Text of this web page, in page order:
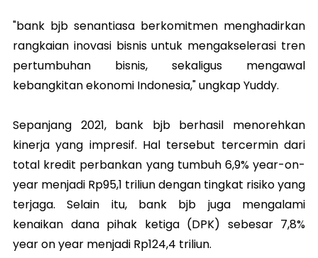
"bank bjb senantiasa berkomitmen menghadirkan
rangkaian inovasi bisnis untuk mengakselerasi tren
pertumbuhan bisnis, sekaligus mengawal
kebangkitan ekonomi Indonesia," ungkap Yuddy.
Sepanjang 2021, bank bjb berhasil menorehkan
kinerja yang impresif. Hal tersebut tercermin dari
total kredit perbankan yang tumbuh 6,9% year-on-
year menjadi Rp95,1 triliun dengan tingkat risiko yang
terjaga. Selain itu, bank bjb juga mengalami
kenaikan dana pihak ketiga (DPK) sebesar 7,8%
year on year menjadi Rp124,4 triliun.